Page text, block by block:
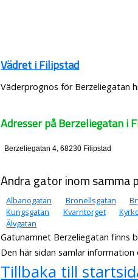
Vädret i Filipstad
Väderprognos för Berzeliegatan
Adresser på Berzeliegatan i
Berzeliegatan 4, 68230 Filipstad
Andra gator inom samma
Albanogatan Bronellsgatan
Kungsgatan
Kvarntorget
Älvgatan
Gatunamnet Berzeliegatan finns
Den här sidan samlar
Tillbaka till